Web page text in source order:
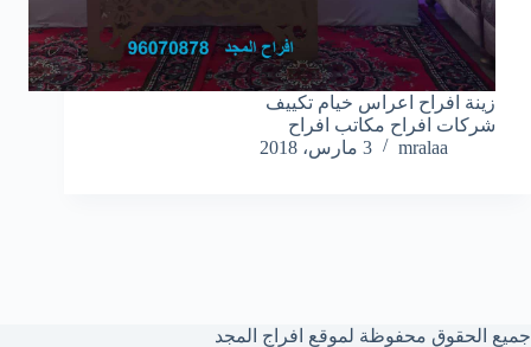
زينة افراح اعراس خيام تكييف
شركات افراح مكاتب افراح
mralaa
3 مارس، 2018
جميع الحقوق محفوظة لموقع افراج المجد